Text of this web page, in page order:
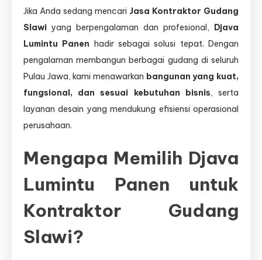
Jika Anda sedang mencari Jasa Kontraktor Gudang
Slawi yang berpengalaman dan profesional, Djava
Lumintu Panen hadir sebagai solusi tepat. Dengan
pengalaman membangun berbagai gudang di seluruh
Pulau Jawa, kami menawarkan bangunan yang kuat,
fungsional, dan sesuai kebutuhan bisnis, serta
layanan desain yang mendukung efisiensi operasional
perusahaan.
Mengapa Memilih Djava
Lumintu Panen untuk
Kontraktor Gudang
Slawi?